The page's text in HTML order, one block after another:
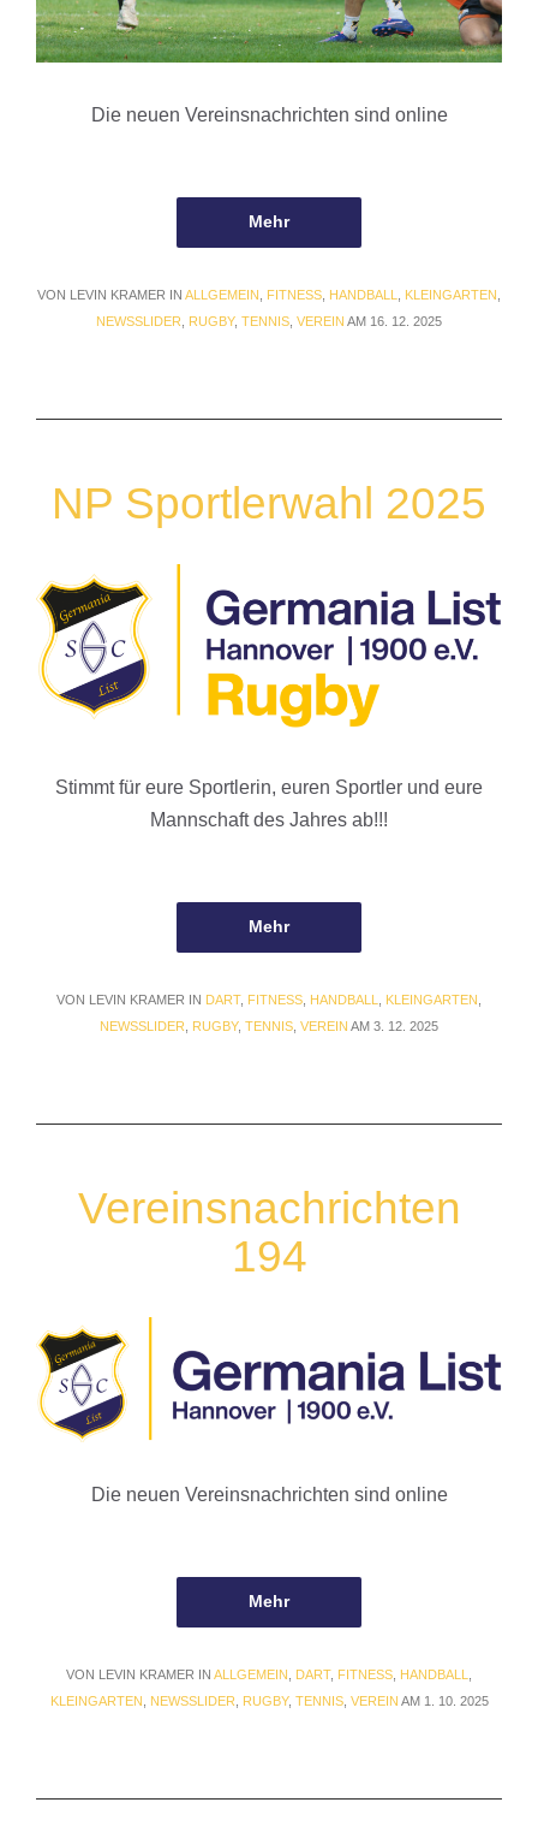
Die neuen Vereinsnachrichten sind online
Mehr
VON LEVIN KRAMER IN ALLGEMEIN FITNESS HANDBALL KLEINGARTEN
NEWSSLIDER
RUGBY, TENNIS VEREIN AM 16. 12. 2025
NP Sportlerwahl 2025
Stimmt für eure Sportlerin, euren Sportler und eure
Mannschaft des Jahres ab!!!
Mehr
VON LEVIN KRAMER IN DART, FITNESS, HANDBALL, KLEINGARTEN,
NEWSSLIDER, RUGBY, TENNIS, VEREIN AM 3. 12. 2025
Vereinsnachrichten
194
Die neuen Vereinsnachrichten sind online
Mehr
VON LEVIN KRAMER IN ALLGEMEIN DART, FITNESS HANDBALL
KLEINGARTEN
NEWSSLIDER RUGBY, TENNIS, VEREIN AM 1. 10. 2025